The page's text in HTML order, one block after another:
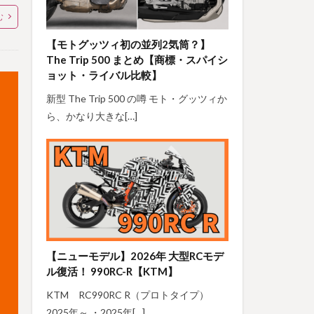
【モトグッツィ初の並列2気筒？】
The Trip 500 まとめ【商標・スパイシ
ョット・ライバル比較】
新型 The Trip 500 の噂 モト・グッツィか
ら、かなり大きな[…]
【ニューモデル】2026年 大型RCモデ
ル復活！ 990RC-R【KTM】
KTM RC990RC R（プロトタイプ）